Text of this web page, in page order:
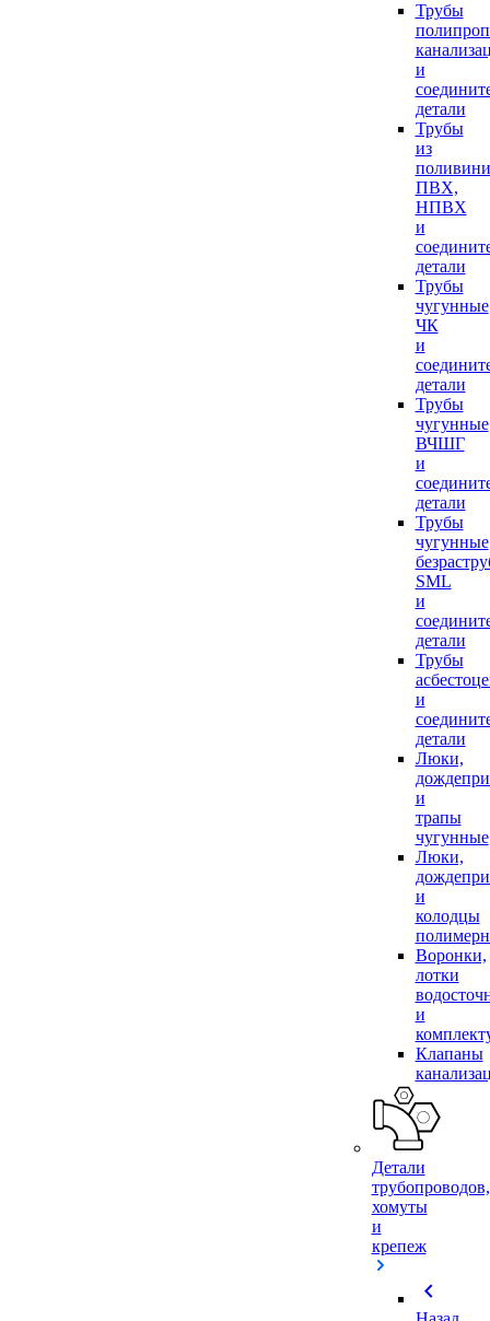
Трубы
и
детали
Трубы
из
ПВХ,
НПВХ
и
детали
Трубы
чугунные
ЧК
и
детали
Трубы
чугунные
ВЧШГ
и
детали
Трубы
чугунные
SML
и
детали
Трубы
и
детали
Люки,
и
трапы
чугунные
Люки,
и
колодцы
Воронки,
лотки
и
Клапаны
Детали
трубопроводов,
хомуты
и
крепеж
chevron_left